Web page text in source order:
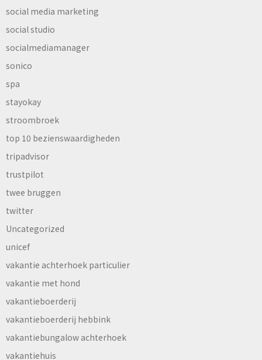
social media marketing
social studio
socialmediamanager
sonico
spa
stayokay
stroombroek
top 10 bezienswaardigheden
tripadvisor
trustpilot
twee bruggen
twitter
Uncategorized
unicef
vakantie achterhoek particulier
vakantie met hond
vakantieboerderij
vakantieboerderij hebbink
vakantiebungalow achterhoek
vakantiehuis